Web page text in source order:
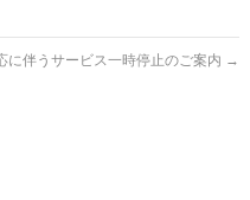
に伴うサービス一時停止のご案内 →